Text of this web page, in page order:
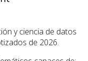
y ciencia de datos
de 2026.